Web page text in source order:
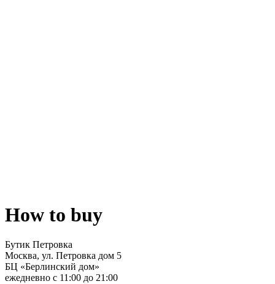
How to buy
Бутик Петровка
Москва, ул. Петровка дом 5
БЦ «Берлинский дом»
ежедневно с 11:00 до 21:00